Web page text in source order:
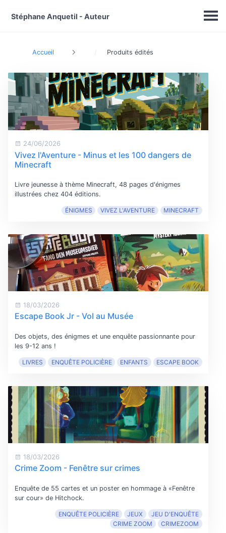
Stéphane Anquetil - Auteur
Accueil Produits édités
24/06/2026
Vivez l'Aventure - Minus et les 100 dangers de
Minecraft
Livre jeunesse à thème Minecraft, 48 pages d'énigmes
illustrées chez 404 éditions.
ÉNIGMES VIVEZ L'AVENTURE MINECRAFT
18/03/2026
Escape Book Jr - Vol au Musée
Des objets, des énigmes et une enquête passionnante pour
les 9-12 ans !
LIVRES ENQUÊTE POLICIÈRE ENFANTS ESCAPE BOOK
18/03/2026
Crime Zoom - Fenêtre sur crimes
Enquête de 55 cartes et un poster en hommage à «Fenêtre
sur cour» de Hitchock.
ENQUÊTE POLICIÈRE JEUX
JEU D'ENQUÊTE
CRIME ZOOM
CRIMEZOOM